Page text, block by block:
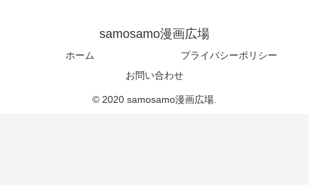
samosamo漫画広場
ホーム
プライバシーポリシー
お問い合わせ
© 2020 samosamo漫画広場.